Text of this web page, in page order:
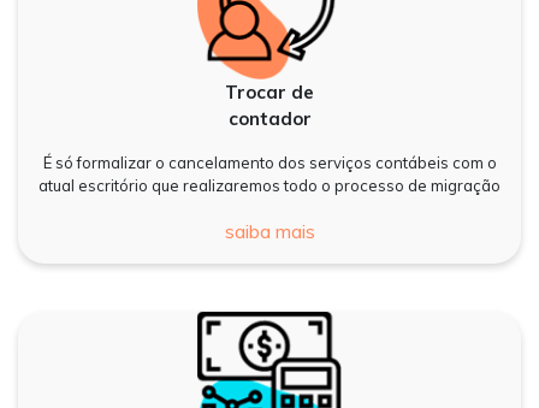
Trocar de
contador
É só formalizar o cancelamento dos serviços contábeis com o
atual escritório que realizaremos todo o processo de migração
saiba mais